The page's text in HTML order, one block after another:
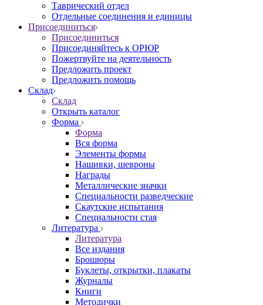
Таврический отдел
Отдельные соединения и единицы
Присоединиться
Присоединиться
Присоединяйтесь к ОРЮР
Пожертвуйте на деятельность
Предложить проект
Предложить помощь
Склад
Склад
Открыть каталог
Форма
Форма
Вся форма
Элементы формы
Нашивки, шевроны
Награды
Металлические значки
Специальности разведческие
Скаутские испытания
Специальности стая
Литература
Литература
Все издания
Брошюры
Буклеты, открытки, плакаты
Журналы
Книги
Методички